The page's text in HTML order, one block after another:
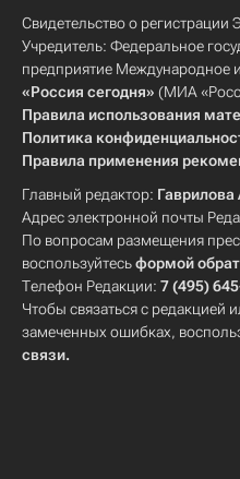
Свидетельство о
Учредитель: Федеральное
предприятие Международное
«Россия сегодня» (МИА
Правила использования
Политика
Правила применения
Главный редактор: Гаврилова
Адрес электронной почты
По вопросам размещения
воспользуйтесьформой
Телефон Редакции: 7 (495)
Чтобы связаться с редакцией
замеченных ошибках,
связи.